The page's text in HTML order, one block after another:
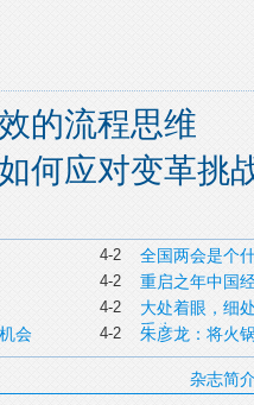
的流程思维
何应对变革挑
4-2 全国两会是个
4-2 重启之年中国
4-2 大处着眼，细
重生
4-2
会 朱彦龙：将火
杂志简